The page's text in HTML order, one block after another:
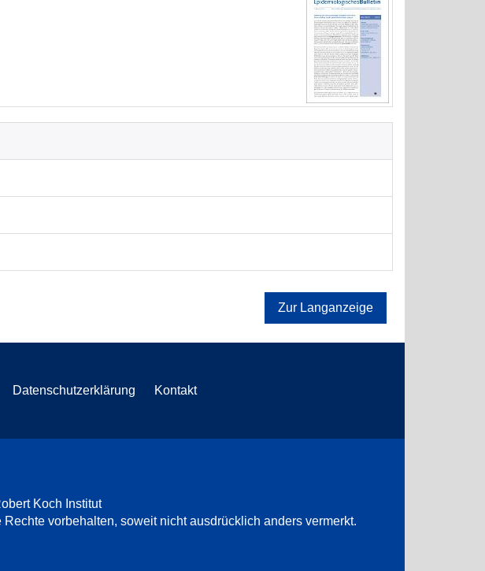
Zur Langanzeige
Datenschutzerklärung Kontakt
Koch Institut
Rechte vorbehalten, soweit nicht ausdrücklich anders vermerkt.